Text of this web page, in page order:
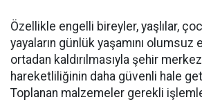
Özellikle engelli bireyler, yaşlılar,
yayaların günlük yaşamını
ortadan kaldırılmasıyla şehir
hareketliliğinin daha güvenli hale
Toplanan malzemeler gerekli